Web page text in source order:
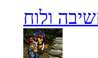
ולוח